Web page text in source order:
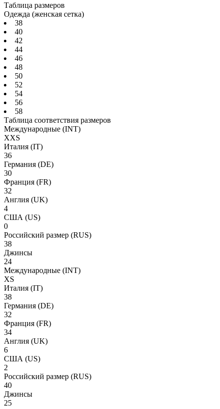
Таблица размеров
Одежда (женская сетка)
38
40
42
44
46
48
50
52
54
56
58
Таблица соответствия размеров
Международные (INT)
XXS
Италия (IT)
36
Германия (DE)
30
Франция (FR)
32
Англия (UK)
4
США (US)
0
Российский размер (RUS)
38
Джинсы
24
Международные (INT)
XS
Италия (IT)
38
Германия (DE)
32
Франция (FR)
34
Англия (UK)
6
США (US)
2
Российский размер (RUS)
40
Джинсы
25